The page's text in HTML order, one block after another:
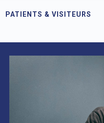
PATIENTS & VISITEURS